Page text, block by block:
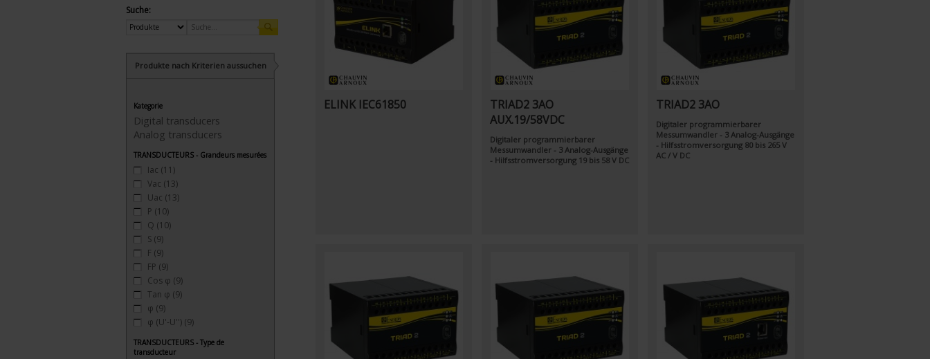
Suche:
Produkte nach Kriterien aussuchen
Kategorie
Digital transducers
Analog transducers
TRANSDUCTEURS - Grandeurs mesurées
Iac (11)
Vac (13)
Uac (13)
P (10)
Q (10)
S (9)
F (9)
FP (9)
Cos φ (9)
Tan φ (9)
φ (9)
φ (U'-U'') (9)
TRANSDUCTEURS - Type de
transducteur
ELINK IEC61850
TRIAD2 3AO
AUX.19/58VDC
Digitaler programmierbarer
Messumwandler - 3 Analog-Ausgänge
- Hilfsstromversorgung 19 bis 58 V DC
TRIAD2 3AO
Digitaler programmierbarer
Messumwandler - 3 Analog-Ausgänge
- Hilfsstromversorgung 80 bis 265 V
AC / V DC